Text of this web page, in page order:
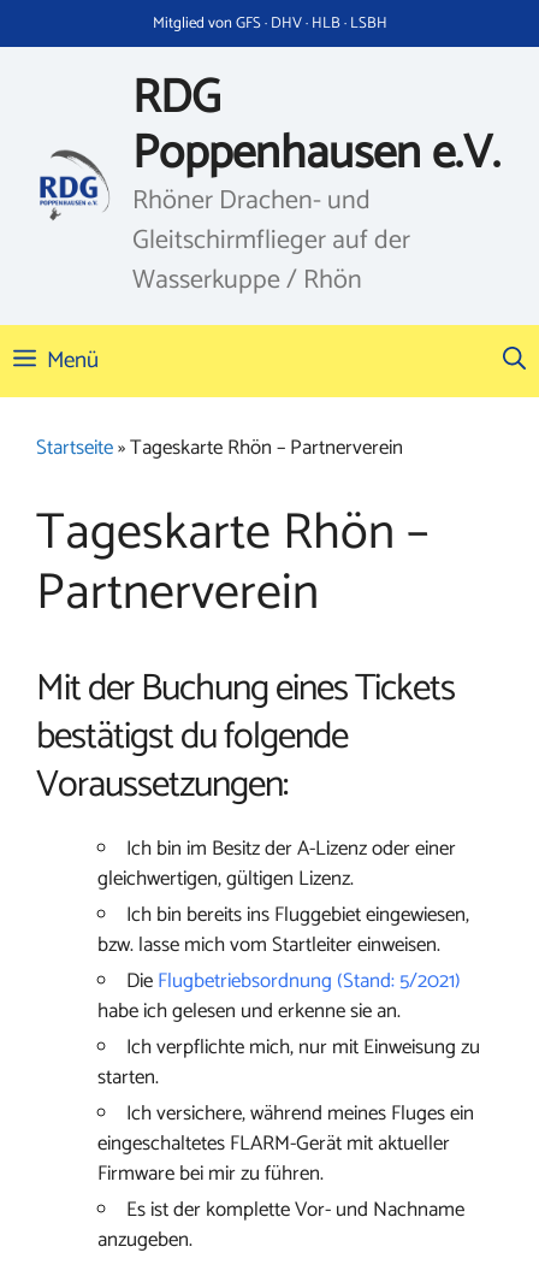
Inhalt
Mitglied von GFS · DHV · HLB · LSBH
RDG
Poppenhausen e.V.
Rhöner Drachen- und
Gleitschirmflieger auf der
Wasserkuppe / Rhön
Menü
Startseite»Tageskarte Rhön – Partnerverein
Tageskarte Rhön –
Partnerverein
Mit der Buchung eines Tickets
bestätigst du folgende
Voraussetzungen:
Ich bin im Besitz der A-Lizenz oder einer
gleichwertigen, gültigen Lizenz.
Ich bin bereits ins Fluggebiet eingewiesen,
bzw. lasse mich vom Startleiter einweisen.
DieFlugbetriebsordnung (Stand: 5/2021)
habe ich gelesen und erkenne sie an.
Ich verpflichte mich, nur mit Einweisung zu
starten.
Ich versichere, während meines Fluges ein
eingeschaltetes FLARM-Gerät mit aktueller
Firmware bei mir zu führen.
Es ist der komplette Vor- und Nachname
anzugeben.